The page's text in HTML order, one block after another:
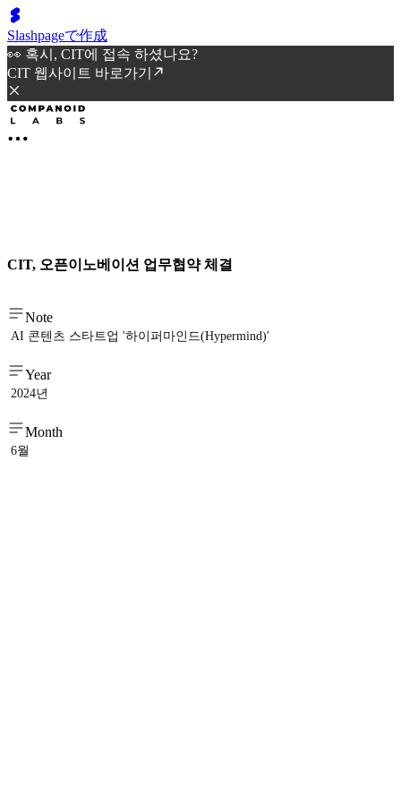
Slashpageで作成
👀 혹시, CIT에 접속 하셨나요?
CIT 웹사이트 바로가기
CIT, 오픈이노베이션 업무협약 체결
Note
AI 콘텐츠 스타트업 '하이퍼마인드(Hypermind)'
Year
2024년
Month
6월